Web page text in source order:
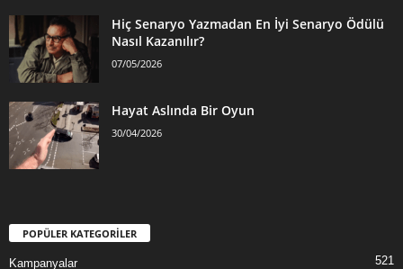
Hiç Senaryo Yazmadan En İyi Senaryo Ödülü
Nasıl Kazanılır?
07/05/2026
Hayat Aslında Bir Oyun
30/04/2026
POPÜLER KATEGORİLER
Kampanyalar 521